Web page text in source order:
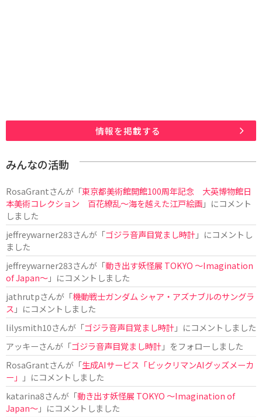
情報を掲載する
みんなの活動
RosaGrantさんが「東京都美術館開館100周年記念 大英博物館日
本美術コレクション 百花繚乱～海を越えた江戸絵画」にコメント
しました
jeffreywarner283さんが「ゴジラ音声目覚まし時計」にコメントし
ました
jeffreywarner283さんが「動き出す妖怪展 TOKYO 〜Imagination
of Japan〜」にコメントしました
jathrutpさんが「機動戦士ガンダム シャア・アズナブルのサングラ
ス 」にコメントしました
lilysmith10さんが「ゴジラ音声目覚まし時計」にコメントしました
アッキーさんが「ゴジラ音声目覚まし時計」をフォローしました
RosaGrantさんが「生成AIサービス「ビックリマンAIグッズメーカ
ー」
」にコメントしました
katarina8さんが「動き出す妖怪展 TOKYO 〜Imagination of
Japan〜」にコメントしました